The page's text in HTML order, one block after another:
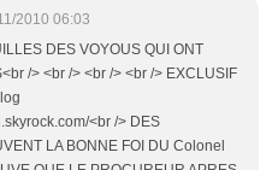
2010 06:03
DES VOYOUS QUI ONT
/> <br /> <br /> <br /> EXCLUSIF
<br /> DES
LA BONNE FOI DU Colonel